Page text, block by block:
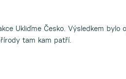
Ukliďme Česko. Výsledkem bylo
tam kam patří.